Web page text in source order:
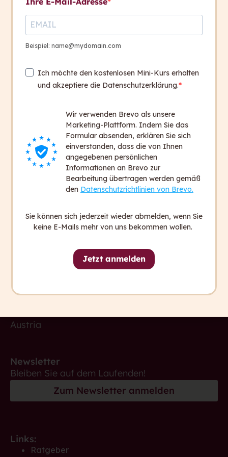
capito ist italienisch und heißt: „Ich habe
Wir wollen, dass in Zukunft alle Menschen
sagen können: „Ich habe verstanden.”
Sie haben Fragen?
Wir sind gerne für Sie da.
+ 43 316 393 449
office@capito.eu
Heinrichstraße 145
Austria
Newsletter
Bleiben Sie auf dem Laufenden!
Zum Newsletter anmelden
Links:
Ratgeber
Beispiel: name@mydomain.com
Ich möchte den kostenlosen Mini-Kurs erhalten
und akzeptiere die Datenschutzerklärung.
Wir verwenden Brevo als unsere
Marketing-Plattform. Indem Sie das
Formular absenden, erklären Sie sich
einverstanden, dass die von Ihnen
angegebenen persönlichen
Informationen an Brevo zur
Bearbeitung übertragen werden gemäß
den Datenschutzrichtlinien von Brevo.
Sie können sich jederzeit wieder abmelden, wenn Sie
keine E-Mails mehr von uns bekommen wollen.
Jetzt anmelden